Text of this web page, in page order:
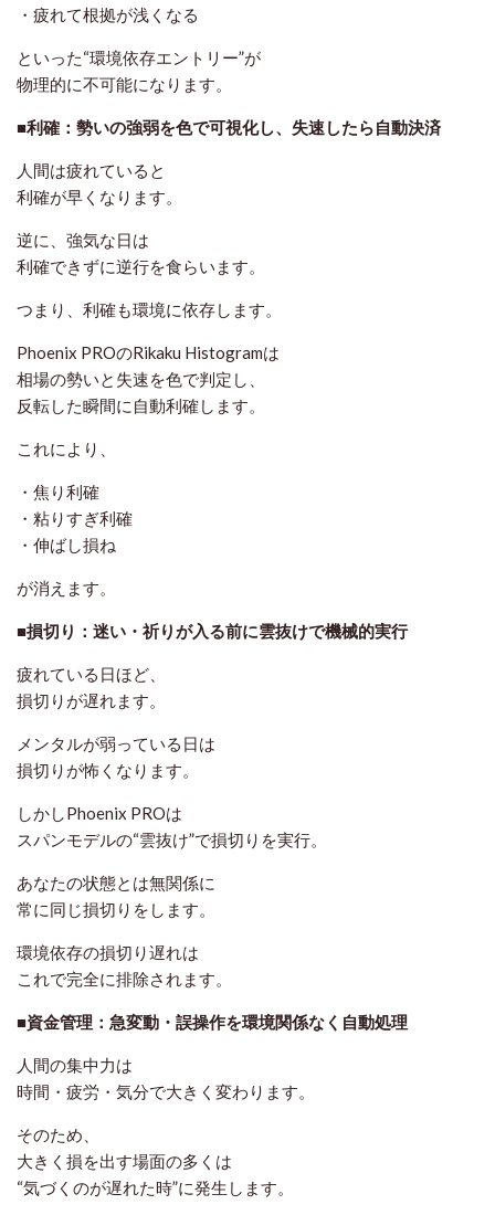
・疲れて根拠が浅くなる
といった“環境依存エントリー”が
物理的に不可能になります。
■利確：勢いの強弱を色で可視化し、失速したら自動決済
人間は疲れていると
利確が早くなります。
逆に、強気な日は
利確できずに逆行を食らいます。
つまり、利確も環境に依存します。
Phoenix PROのRikaku Histogramは
相場の勢いと失速を色で判定し、
反転した瞬間に自動利確します。
これにより、
・焦り利確
・粘りすぎ利確
・伸ばし損ね
が消えます。
■損切り：迷い・祈りが入る前に雲抜けで機械的実行
疲れている日ほど、
損切りが遅れます。
メンタルが弱っている日は
損切りが怖くなります。
しかしPhoenix PROは
スパンモデルの“雲抜け”で損切りを実行。
あなたの状態とは無関係に
常に同じ損切りをします。
環境依存の損切り遅れは
これで完全に排除されます。
■資金管理：急変動・誤操作を環境関係なく自動処理
人間の集中力は
時間・疲労・気分で大きく変わります。
そのため、
大きく損を出す場面の多くは
“気づくのが遅れた時”に発生します。